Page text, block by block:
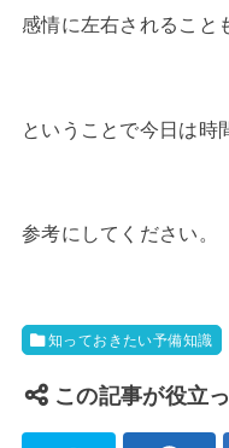
感情に左右されること
ということで今日は時
参考にしてください。
知っておきたい予備知識
この記事が役立